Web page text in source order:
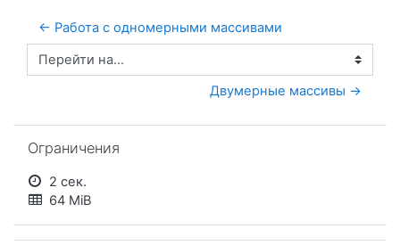
← Работа с одномерными массивами
Перейти на...
Двумерные массивы →
Ограничения
2 сек.
64 MiB